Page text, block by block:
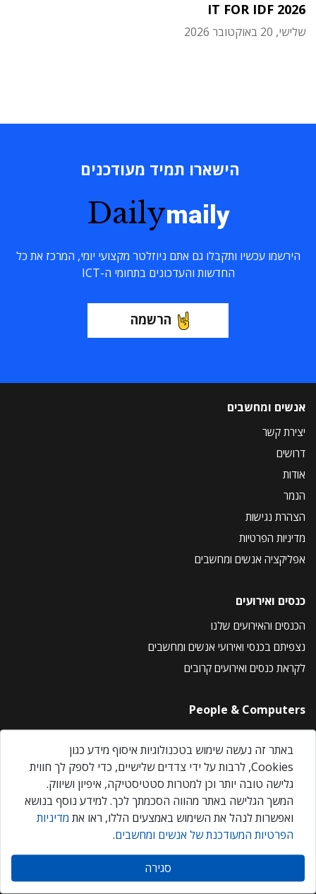
IT FOR IDF 2026
שלישי, 20 באוקטובר 2026
הישארו תמיד מעודכנים
Dailymaily
הירשמו עכשיו ותקבלו גם אתם ניוזלטר מקצועי יומי, המרכז את כל
החדשות והעדכונים בתחומי ה-ICT
הרשמה
אנשים ומחשבים
יצירת קשר
דרושים
אודות
הנמר
הצהרת נגישות
מדיניות הפרטיות
אפליקציה אנשים ומחשבים
כנסים ואירועים
הכנסים והאירועים שלנו
נצפיתם בכנסי ואירועי אנשים ומחשבים
לקראת כנסים ואירועים קרובים
People & Computers
About Us
Privacy Policy
Contact Us
Our Events
אנשים ומחשבים © 2026 – כל הזכויות שמורות
באתר זה נעשה שימוש בטכנולוגיות איסוף מידע כגון
Cookies, לרבות על ידי צדדים שלישיים, כדי לספק לך חווית
גלישה טובה יותר וכן למטרות סטטיסטיקה, איפיון ושיווק.
המשך הגלישה באתר מהווה הסכמתך לכך. למידע נוסף בנושא
ואפשרות לנהל את השימוש באמצעים הללו, ראו את מדיניות
הפרטיות המעודכנת של אנשים ומחשבים.
סגירה